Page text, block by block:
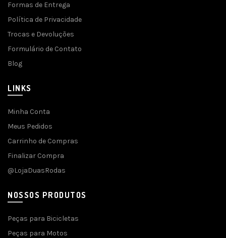
Formas de Entrega
Política de Privacidade
Trocas e Devoluções
Formulário de Contato
Blog
LINKS
Minha Conta
Meus Pedidos
Carrinho de Compras
Finalizar Compra
@LojaDuasRodas
NOSSOS PRODUTOS
Peças para Bicicletas
Peças para Motos